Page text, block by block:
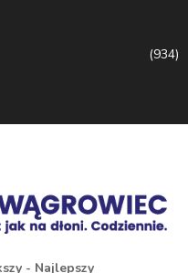
(934)
- Najlepszy